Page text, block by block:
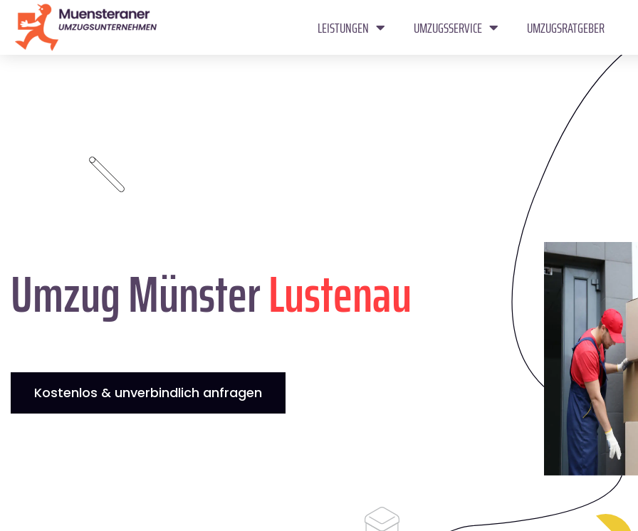
LEISTUNGEN UMZUGSSERVICE UMZUGSRATGEBER
Umzug MünsterLustenau
Kostenlos & unverbindlich anfragen